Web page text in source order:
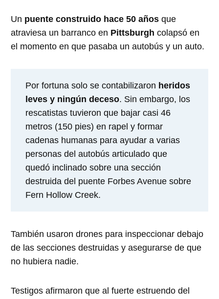
Un puente construido hace 50 años que
atraviesa un barranco en Pittsburgh colapsó en
el momento en que pasaba un autobús y un auto.
Por fortuna solo se contabilizaron heridos
leves y ningún deceso. Sin embargo, los
rescatistas tuvieron que bajar casi 46
metros (150 pies) en rapel y formar
cadenas humanas para ayudar a varias
personas del autobús articulado que
quedó inclinado sobre una sección
destruida del puente Forbes Avenue sobre
Fern Hollow Creek.
También usaron drones para inspeccionar debajo
de las secciones destruidas y asegurarse de que
no hubiera nadie.
Testigos afirmaron que al fuerte estruendo del